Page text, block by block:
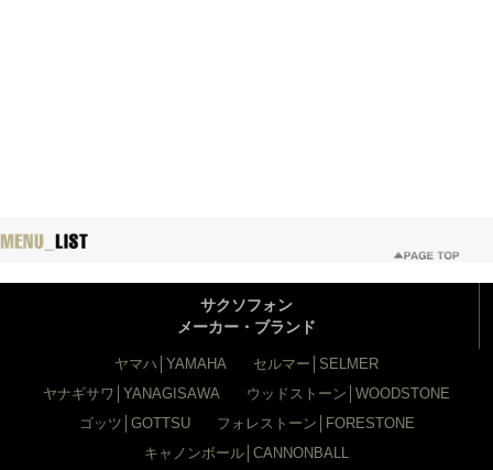
サクソフォン
メーカー・ブランド
ヤマハ│YAMAHA
セルマー│SELMER
ヤナギサワ│YANAGISAWA
ウッドストーン│WOODSTONE
ゴッツ│GOTTSU
フォレストーン│FORESTONE
キャノンボール│CANNONBALL